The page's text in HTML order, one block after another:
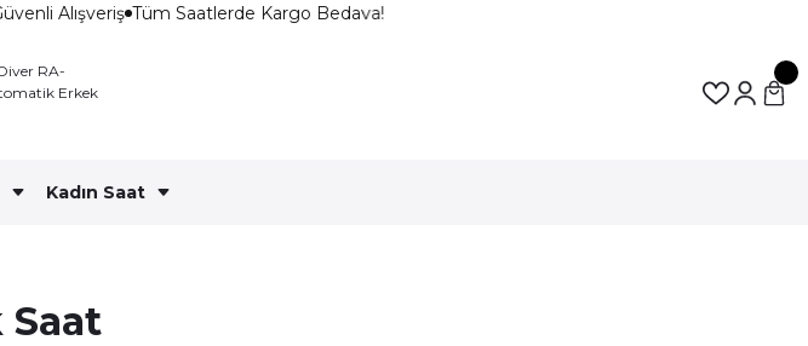
Alışveriş Tüm Saatlerde Kargo Bedava!
Kadın Saat
Saat